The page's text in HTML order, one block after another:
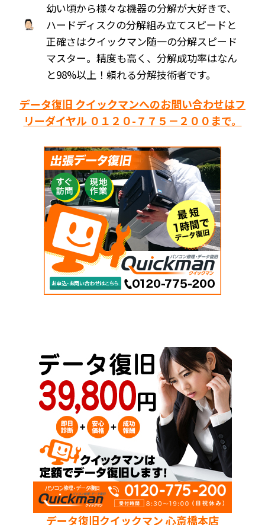
幼い頃から様々な機器の分解が大好きで、
ハードディスクの分解組み立てスピードと
正確さはクイックマン随一の分解スピード
マスター。精度も高く、分解成功率はなん
と98%以上！頼れる分解技術者です。
データ復旧 クイックマンへのお問い合わせはフ
リーダイヤル ０１２０-７７５－２００まで。
データ復旧クイックマン 心斎橋本店